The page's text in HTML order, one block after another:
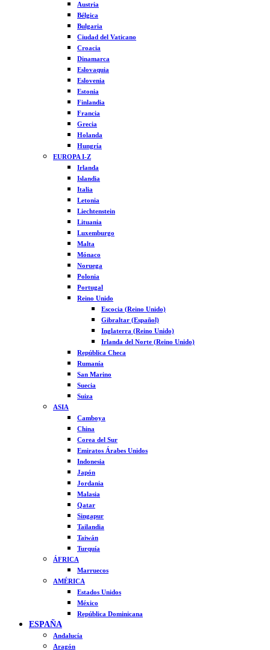
Austria
Bélgica
Bulgaria
Ciudad del Vaticano
Croacia
Dinamarca
Eslovaquia
Eslovenia
Estonia
Finlandia
Francia
Grecia
Holanda
Hungría
EUROPA I-Z
Irlanda
Islandia
Italia
Letonia
Liechtenstein
Lituania
Luxemburgo
Malta
Mónaco
Noruega
Polonia
Portugal
Reino Unido
Escocia (Reino Unido)
Gibraltar (Español)
Inglaterra (Reino Unido)
Irlanda del Norte (Reino Unido)
República Checa
Rumanía
San Marino
Suecia
Suiza
ASIA
Camboya
China
Corea del Sur
Emiratos Árabes Unidos
Indonesia
Japón
Jordania
Malasia
Qatar
Singapur
Tailandia
Taiwán
Turquía
ÁFRICA
Marruecos
AMÉRICA
Estados Unidos
México
República Dominicana
ESPAÑA
Andalucía
Aragón